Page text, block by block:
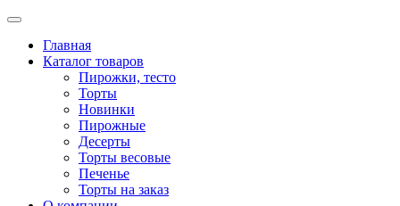
Главная
Каталог товаров
Пирожки, тесто
Торты
Новинки
Пирожные
Десерты
Торты весовые
Печенье
Торты на заказ